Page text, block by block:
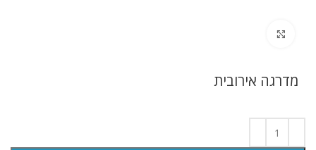
מדרגה אירובית